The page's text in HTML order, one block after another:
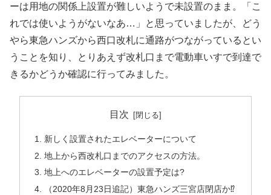
ーは用地の関係上設置が難しいようで未設置のまま。「こ
れでは使いようがないなあ…」と思っていましたが、どう
やら東急ハンズから西口改札に通路がつながっているとい
うことを知り、とりあえず改札口まで電動車いすで到達で
きるかどうか確認に行ってみました。
目次
新しく設置されたエレベーターについて
地上から西改札口までのアクセスの方法。
地上へのエレベーターの設置予定は?
（2020年8月23日追記）東急ハンズ三宮店閉店か⁉